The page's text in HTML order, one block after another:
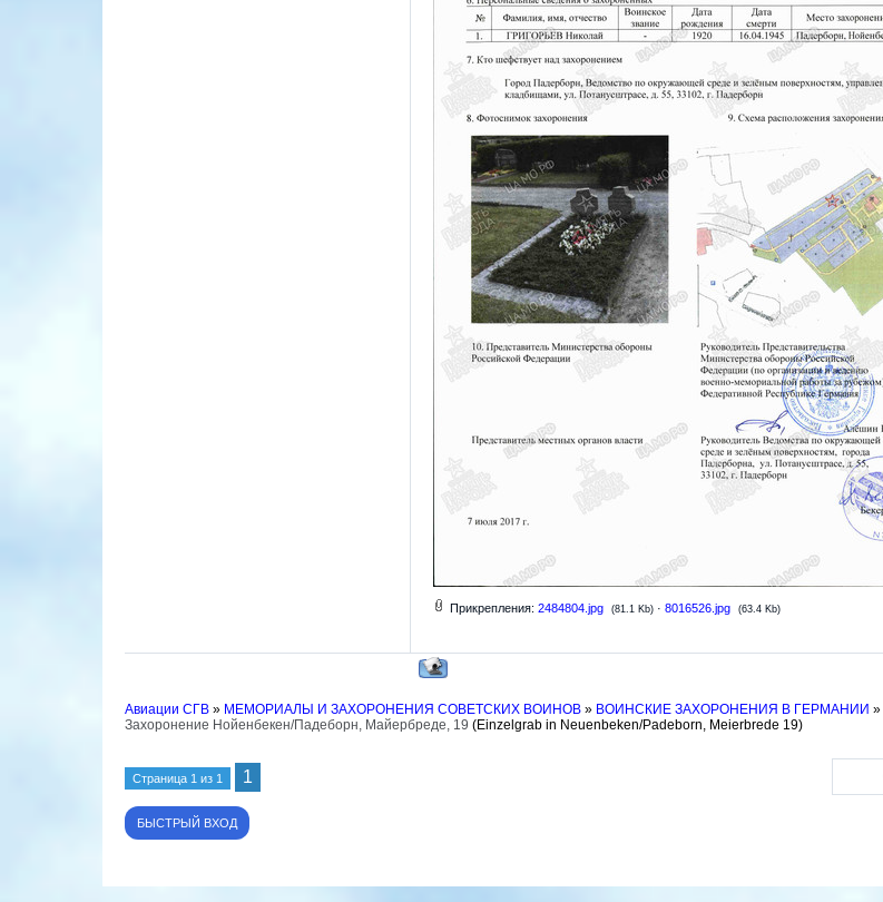
Прикрепления: 2484804.jpg (81.1 Kb) · 8016526.jpg (63.4 Kb)
Авиации СГВ » МЕМОРИАЛЫ И ЗАХОРОНЕНИЯ СОВЕТСКИХ ВОИНОВ » ВОИНСКИЕ ЗАХОРОНЕНИЯ В ГЕРМАНИИ »
Захоронение Нойенбекен/Падеборн, Майербреде, 19 (Einzelgrab in Neuenbeken/Padeborn, Meierbrede 19)
Страница 1 из 1 1